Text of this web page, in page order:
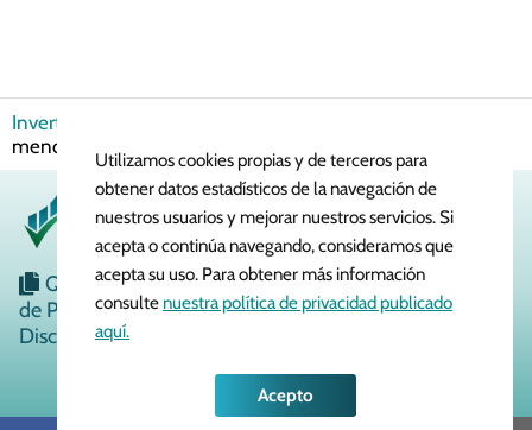
Invertir en Bolsa
menos comisiones en España?
Quiénes Somos Política de Cookies
de Privacidad
Aviso Legal
Contacto
Disclaimer
Utilizamos cookies propias y de terceros para
obtener datos estadísticos de la navegación de
nuestros usuarios y mejorar nuestros servicios. Si
acepta o continúa navegando, consideramos que
acepta su uso. Para obtener más información
consulte nuestra política de privacidad publicado
aquí.
Acepto